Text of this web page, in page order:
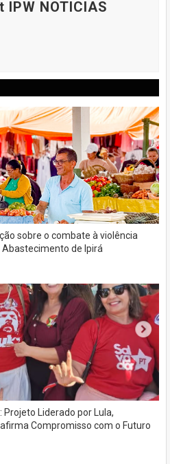
IPW NOTICIAS
sobre o combate à violência
de Ipirá
Projeto Liderado por Lula,
Compromisso com o Futuro